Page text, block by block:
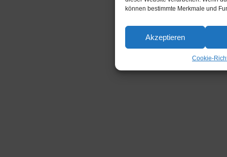
können bestimmte Merkmale und
Akzeptieren
Cookie-